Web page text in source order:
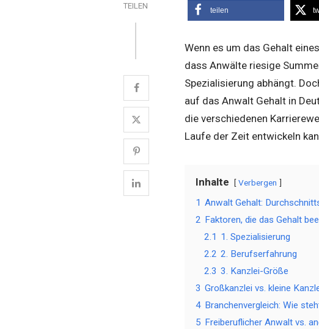
TEILEN teilen
Wenn es um das Gehalt
dass Anwälte riesige
Spezialisierung abhängt.
auf das Anwalt Gehalt in
die verschiedenen
Laufe der Zeit entwickeln
Inhalte Verbergen
1 Anwalt Gehalt:
2 Faktoren, die das Gehalt
2.1 1. Spezialisierung
2.2 2. Berufserfahrung
2.3 3. Kanzlei-Größe
3 Großkanzlei vs. kleine
4 Branchenvergleich: Wie
5 Freiberuflicher Anwalt vs.